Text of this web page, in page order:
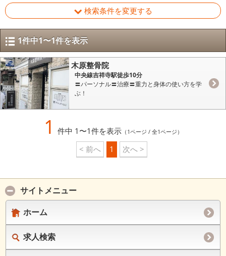
検索条件を変更する
1件中1〜1件を表示
木原整骨院
中央線吉祥寺駅徒歩10分
〓パーソナル〓治療〓重力と身体の使い方を学
ぶ！
1 件中 1〜1件を表示（1ページ / 全1ページ）
< 前へ 1 次へ >
サイトメニュー
ホーム
求人検索